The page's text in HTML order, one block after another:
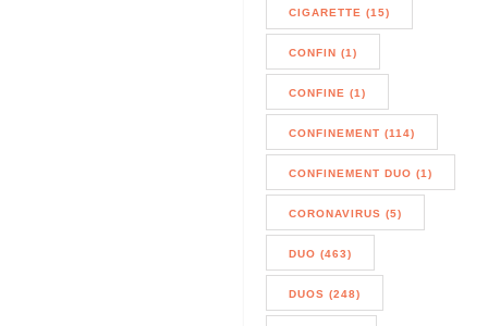
CIGARETTE (15)
CONFIN (1)
CONFINE (1)
CONFINEMENT (114)
CONFINEMENT DUO (1)
CORONAVIRUS (5)
DUO (463)
DUOS (248)